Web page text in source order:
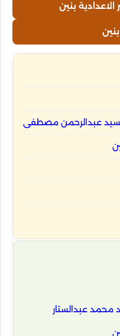
بنين
عبدالرحمن مصطفى
محمد عبدالستار